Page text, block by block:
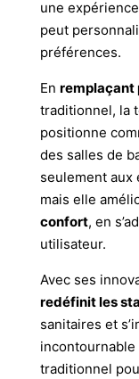
une
peut
préférences.
En remplaçant
traditionnel, la
positionne
des salles de
seulement aux
mais elle
confort, en
utilisateur.
Avec ses
redéfinit les
sanitaires et
incontournable
traditionnel